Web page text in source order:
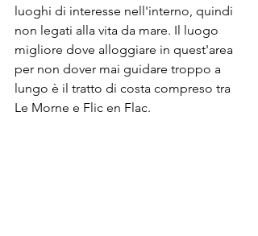
luoghi di interesse nell'interno, quindi
non legati alla vita da mare. Il luogo
migliore dove alloggiare in quest'area
per non dover mai guidare troppo a
lungo è il tratto di costa compreso tra
Le Morne e Flic en Flac.